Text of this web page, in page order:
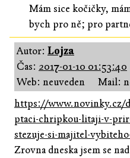
Mám sice kočičky,
bych pro ně; pro
Autor: Lojza
Čas: 2017-01-10 01:53:40
Web: neuveden
Mail:
https://www.novinky.cz/
ptaci-chripkou-litaji-v-
stezuje-si-majitel-
Zrovna dneska jsem se